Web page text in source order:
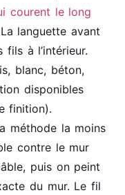
courent le long
languette avant
à l’intérieur.
blanc, béton,
disponibles
finition).
méthode la moins
contre le mur
puis on peint
du mur. Le fil